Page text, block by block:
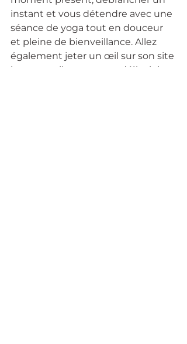
instant et vous détendre avec une
séance de yoga tout en douceur
et pleine de bienveillance. Allez
également jeter un œil sur son site
internet, elle y propose déjà plein